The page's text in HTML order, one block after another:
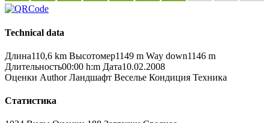
Technical data
Длина110,6 km Высотомер1149 m Way down1146 m
Длительность00:00 h:m Дата10.02.2008
Оценки Author Ландшафт Веселье Кондиция Техника
Статистика